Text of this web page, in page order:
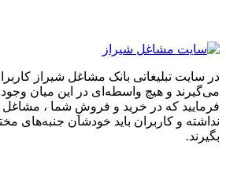
در سایت تبلیغاتی بانک مشاغل شیراز
می‌گیرند و هیچ واسطه‌ای در این میان
فرمایید که در خرید و فروشِ شما ، مشاغل
نداشته و کاربران باید خودشان جنبه‌های
بگیرند.